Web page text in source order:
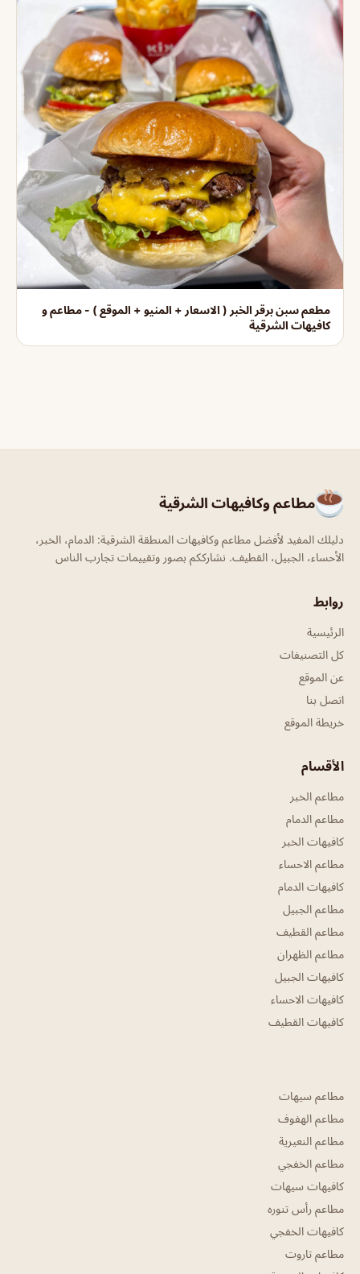
مطعم سبن برقر الخبر ( الاسعار + المنيو + الموقع ) - مطاعم و
كافيهات الشرقية
مطاعم وكافيهات الشرقية
دليلك المفيد لأفضل مطاعم وكافيهات المنطقة الشرقية: الدمام، الخبر،
الأحساء، الجبيل، القطيف. نشارككم بصور وتقييمات تجارب الناس
روابط
الرئيسية
كل التصنيفات
عن الموقع
اتصل بنا
خريطة الموقع
الأقسام
مطاعم الخبر
مطاعم الدمام
كافيهات الخبر
مطاعم الاحساء
كافيهات الدمام
مطاعم الجبيل
مطاعم القطيف
مطاعم الظهران
كافيهات الجبيل
كافيهات الاحساء
كافيهات القطيف
مطاعم سيهات
مطاعم الهفوف
مطاعم النعيرية
مطاعم الخفجي
كافيهات سيهات
مطاعم رأس تنوره
كافيهات الخفجي
مطاعم تاروت